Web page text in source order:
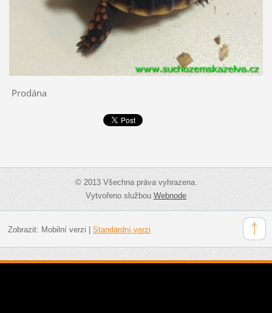
Prodána
© 2013 Všechna práva vyhrazena.
Vytvořeno službouWebnode
Zobrazit: Mobilní verzi | Standardní verzi